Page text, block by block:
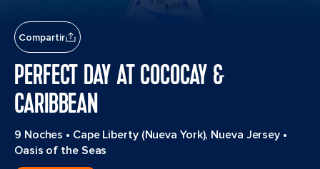
Compartir
PERFECT DAY AT COCOCAY &
CARIBBEAN
9 Noches • Cape Liberty (Nueva York), Nueva Jersey •
Oasis of the Seas